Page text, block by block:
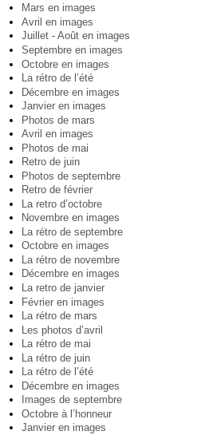
Mars en images
Avril en images
Juillet - Août en images
Septembre en images
Octobre en images
La rétro de l’été
Décembre en images
Janvier en images
Photos de mars
Avril en images
Photos de mai
Retro de juin
Photos de septembre
Retro de février
La retro d’octobre
Novembre en images
La rétro de septembre
Octobre en images
La rétro de novembre
Décembre en images
La retro de janvier
Février en images
La rétro de mars
Les photos d’avril
La rétro de mai
La rétro de juin
La rétro de l’été
Décembre en images
Images de septembre
Octobre à l’honneur
Janvier en images